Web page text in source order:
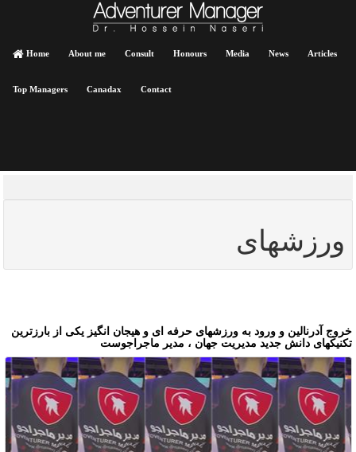
Home About me Consult Honours Media News Articles
Top Managers Canadax Contact
ورزشهای
آدرنالین و ورود به ورزشهای حرفه ای و هیجان انگیز یکی از بارزترین
دانش جدید مدیریت جهان ، مدیر ماجراجوست